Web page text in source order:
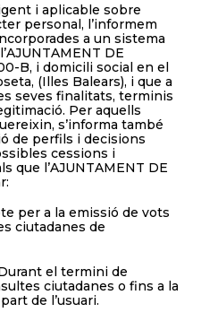
i aplicable sobre
personal, l’informem
a un sistema
DE
B, i domicili social en el
(Illes Balears), i que a
seves finalitats, terminis
Per aquells
s’informa també
de perfils i decisions
cessions i
que l’AJUNTAMENT DE
per a la emissió de vots
ciutadanes de
el termini de
ciutadanes o fins a la
de l’usuari.